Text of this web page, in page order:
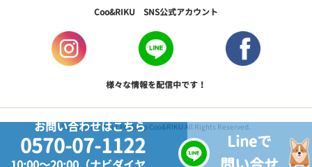
お問い合わせはこちら
0570-07-1122
Lineで
Coo&RIKU SNS公式アカウント
様々な情報を配信中です！
Copyright © 2017 PetShop Coo&RIKU All Rights Reserved.